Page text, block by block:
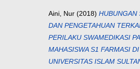
Aini, Nur (2018) HUBUNGAN
DAN PENGETAHUAN
PERILAKU SWAMEDIKASI
MAHASISWA S1 FARMASI DI
UNIVERSITAS ISLAM